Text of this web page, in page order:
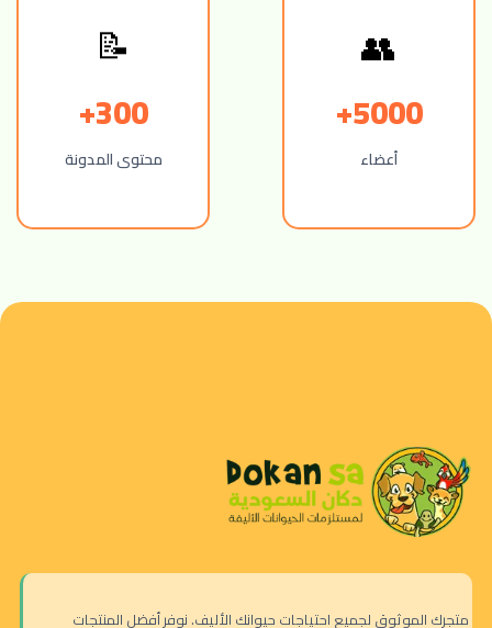
👥
5000+
أعضاء
📝
300+
محتوى المدونة
متجرك الموثوق لجميع احتياجات حيوانك الأليف. نوفر أفضل المنتجات